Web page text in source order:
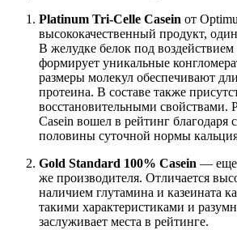
Platinum Tri-Celle Casein от
высококачественный продукт,
В желудке белок под
формирует уникальные
размеры молекул обеспечивают
протеина. В составе также
восстановительными свойствами.
Casein вошел в рейтинг благодаря
половины суточной нормы
Gold Standard 100% Casein — еще
же производителя. Отличается
наличием глутамина и казеината
такими характеристиками и
заслуживает места в рейтинге.